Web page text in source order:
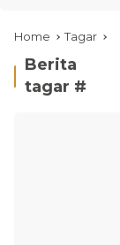
Home Tagar
Berita
tagar #